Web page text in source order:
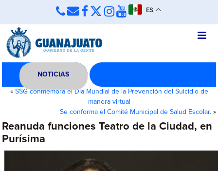
ES
NOTICIAS
« SSG conmemora el Día Mundial de la Prevención del Suicidio de
manera virtual
Se conforma el Comité Municipal de Salud Escolar.»
Reanuda funciones Teatro de la Ciudad, en
Purísima